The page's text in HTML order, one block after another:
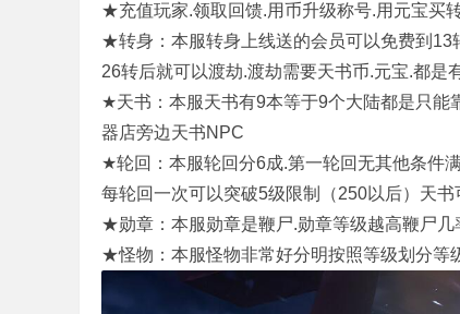
★充值玩家.领取回馈.用币升级称号.用元宝买
★转身：本服转身上线送的会员可以免费到13
26转后就可以渡劫.渡劫需要天书币.元宝.都是
★天书：本服天书有9本等于9个大陆都是只能
器店旁边天书NPC
★轮回：本服轮回分6成.第一轮回无其他条件
每轮回一次可以突破5级限制（250以后）天
★勋章：本服勋章是鞭尸.勋章等级越高鞭尸
★怪物：本服怪物非常好分明按照等级划分等